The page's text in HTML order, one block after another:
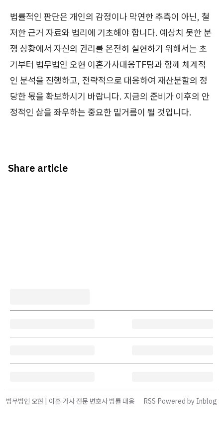
법률적인 판단은 개인의 감정이나 막연한 추측이 아닌, 철
저한 근거 자료와 법리에 기초해야 합니다. 예상치 못한 분
쟁 상황에서 자신의 권리를 온전히 실현하기 위해서는 초
기부터 법무법인 오현 이혼가사대응TF팀과 함께 체계적
인 분석을 진행하고, 전략적으로 대응하여 재산분할의 정
당한 몫을 확보하시기 바랍니다. 지금의 준비가 이후의 안
정적인 삶을 좌우하는 중요한 밑거름이 될 것입니다.
Share article
법무법인 오현 | 이혼·가사 전문 변호사 법률 대응 RSS·Powered by Inblog